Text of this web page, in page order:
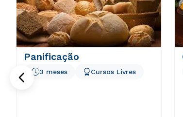
Panificação
3 meses Cursos Livres